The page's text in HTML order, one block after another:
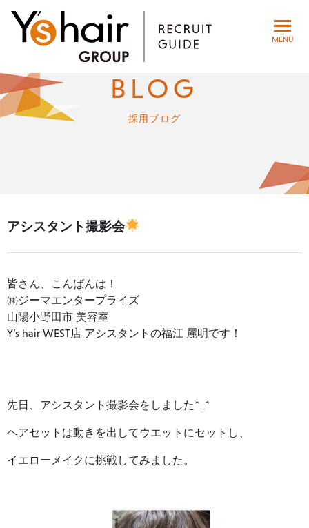
toggle
MENU
BLOG
採用ブログ
アシスタント撮影会
皆さん、こんばんは！
㈱ジーマエンタープライズ
山陽小野田市 美容室
Y’s hair WEST店 アシスタントの福江 麗明です！
先日、アシスタント撮影会をしました^_^
ヘアセットは動きを出してウエットにセットし、
イエローメイクに挑戦してみました。